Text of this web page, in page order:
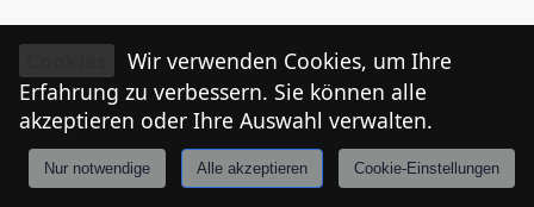
Anmelden Tiroler
Wir verwenden Cookies, um Ihre
Erfahrung zu verbessern. Sie können alle
akzeptieren oder Ihre Auswahl verwalten.
Nur notwendige Alle akzeptieren Cookie-Einstellungen